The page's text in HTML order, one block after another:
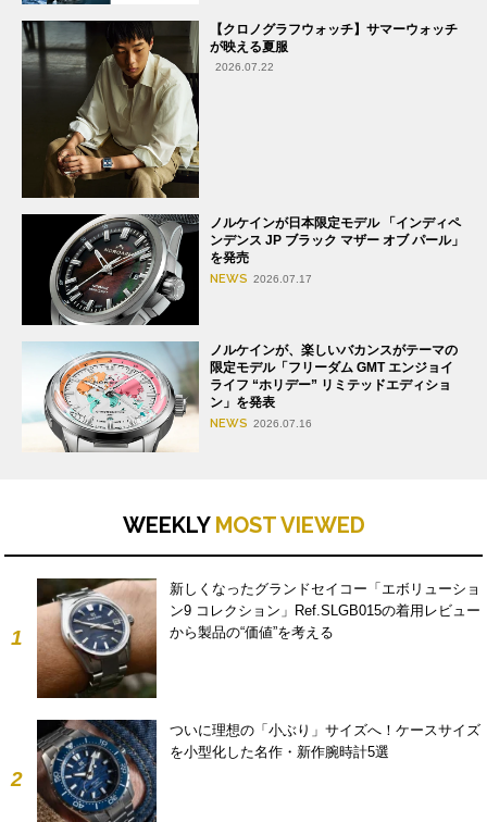
【クロノグラフウォッチ】サマーウォッチ
が映える夏服
2026.07.22
ノルケインが日本限定モデル 「インディペ
ンデンス JP ブラック マザー オブ パール」
を発売
NEWS 2026.07.17
ノルケインが、楽しいバカンスがテーマの
限定モデル「フリーダム GMT エンジョイ
ライフ “ホリデー” リミテッドエディショ
ン」を発表
NEWS 2026.07.16
WEEKLY MOST VIEWED
1
新しくなったグランドセイコー「エボリューショ
ン9 コレクション」Ref.SLGB015の着用レビュー
から製品の“価値”を考える
2
ついに理想の「小ぶり」サイズへ！ケースサイズ
を小型化した名作・新作腕時計5選